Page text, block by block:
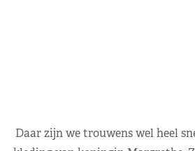
Daar zijn we trouwens wel heel